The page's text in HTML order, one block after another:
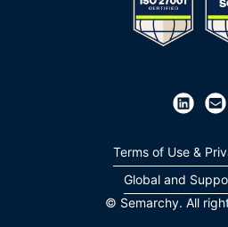
© Semarchy. All
Terms of Use &
Global and